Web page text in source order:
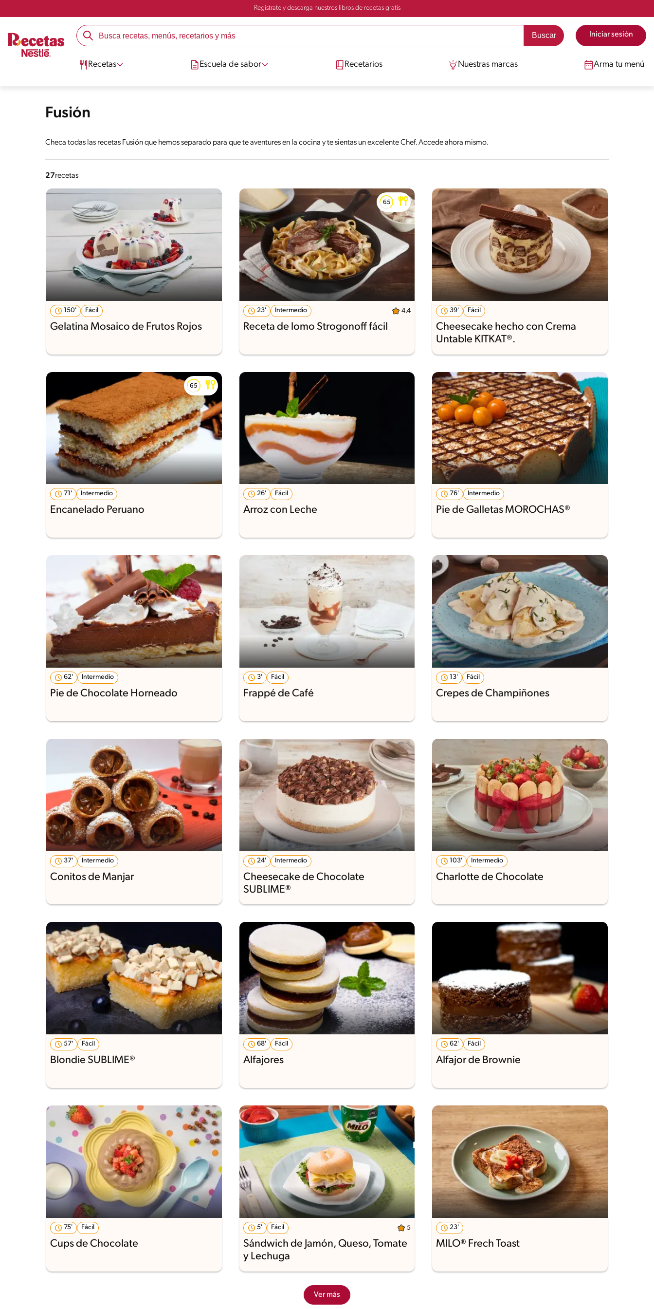
Registrate y descarga nuestros libros de recetas gratis
Iniciar sesión
Recetas Escuela de sabor Recetarios Nuestras marcas Arma tu menú
Fusión
Checa todas las recetas Fusión que hemos separado para que te aventures en la cocina y te sientas un excelente Chef. Accede ahora mismo.
27recetas
150' Fácil
Gelatina Mosaico de Frutos Rojos
23' Intermedio 4.4
Receta de lomo Strogonoff fácil
39' Fácil
Cheesecake hecho con Crema
Untable KITKAT®.
71' Intermedio
Encanelado Peruano
26' Fácil
Arroz con Leche
76' Intermedio
Pie de Galletas MOROCHAS®
62' Intermedio
Pie de Chocolate Horneado
3' Fácil
Frappé de Café
13' Fácil
Crepes de Champiñones
37' Intermedio
Conitos de Manjar
24' Intermedio
Cheesecake de Chocolate
SUBLIME®
103' Intermedio
Charlotte de Chocolate
57' Fácil
Blondie SUBLIME®
68' Fácil
Alfajores
62' Fácil
Alfajor de Brownie
75' Fácil
Cups de Chocolate
5' Fácil 5
Sándwich de Jamón, Queso, Tomate
y Lechuga
23'
MILO® Frech Toast
Ver más